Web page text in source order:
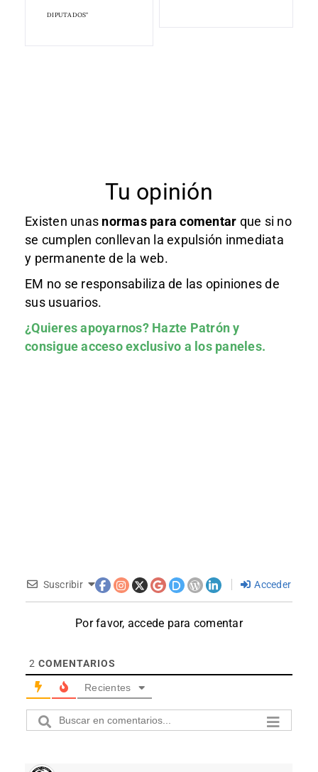
DIPUTADOS"
Tu opinión
Existen unas normas para comentar que si no
se cumplen conllevan la expulsión inmediata
y permanente de la web.
EM no se responsabiliza de las opiniones de
sus usuarios.
¿Quieres apoyarnos? Hazte Patróny
consigue acceso exclusivo a los paneles.
Suscribir Acceder
Por favor, accede para comentar
2 COMENTARIOS
Recientes